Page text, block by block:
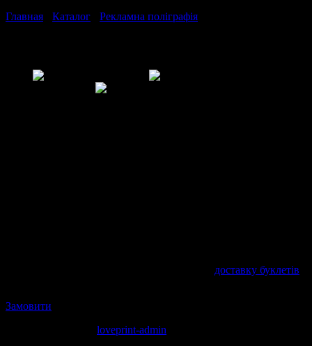
Главная
Каталог Рекламна поліграфія
доставку буклетів
Замовити
loveprint-admin